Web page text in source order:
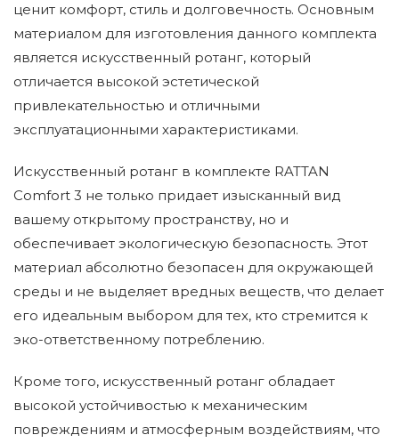
ценит комфорт, стиль и долговечность. Основным
материалом для изготовления данного комплекта
является искусственный ротанг, который
отличается высокой эстетической
привлекательностью и отличными
эксплуатационными характеристиками.
Искусственный ротанг в комплекте RATTAN
Comfort 3 не только придает изысканный вид
вашему открытому пространству, но и
обеспечивает экологическую безопасность. Этот
материал абсолютно безопасен для окружающей
среды и не выделяет вредных веществ, что делает
его идеальным выбором для тех, кто стремится к
эко-ответственному потреблению.
Кроме того, искусственный ротанг обладает
высокой устойчивостью к механическим
повреждениям и атмосферным воздействиям, что